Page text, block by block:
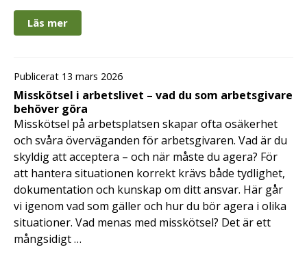
Läs mer
Publicerat 13 mars 2026
Misskötsel i arbetslivet – vad du som arbetsgivare
behöver göra
Misskötsel på arbetsplatsen skapar ofta osäkerhet
och svåra överväganden för arbetsgivaren. Vad är du
skyldig att acceptera – och när måste du agera? För
att hantera situationen korrekt krävs både tydlighet,
dokumentation och kunskap om ditt ansvar. Här går
vi igenom vad som gäller och hur du bör agera i olika
situationer. Vad menas med misskötsel? Det är ett
mångsidigt …